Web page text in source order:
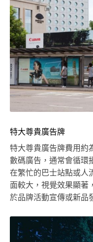
特大尊貴廣告牌
特大尊貴廣告牌費用約
數碼廣告，通常會循環
在繁忙的巴士站點或人
面較大，視覺效果顯著
於品牌活動宣傳或新品